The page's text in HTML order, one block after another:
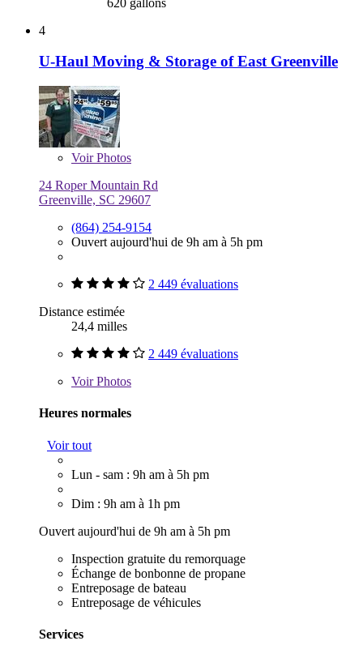
4
U-Haul Moving & Storage of East Greenville
VoirPhotos
24 Roper Mountain Rd
Greenville, SC 29607
(864) 254-9154
Ouvert aujourd'hui de 9h am à 5h pm
2 449 évaluations
Distance estimée
24,4 milles
2 449 évaluations
VoirPhotos
Heures normales
Voir tout
Lun - sam : 9h am à 5h pm
Dim : 9h am à 1h pm
Ouvert aujourd'hui de 9h am à 5h pm
Inspection gratuite du remorquage
Échange de bonbonne de propane
Entreposage de bateau
Entreposage de véhicules
Services